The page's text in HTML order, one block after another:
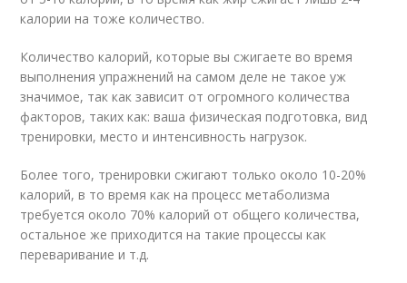
калории на тоже количество.
Количество калорий, которые вы сжигаете во время
выполнения упражнений на самом деле не такое уж
значимое, так как зависит от огромного количества
факторов, таких как: ваша физическая подготовка, вид
тренировки, место и интенсивность нагрузок.
Более того, тренировки сжигают только около 10-20%
калорий, в то время как на процесс метаболизма
требуется около 70% калорий от общего количества,
остальное же приходится на такие процессы как
переваривание и т.д.